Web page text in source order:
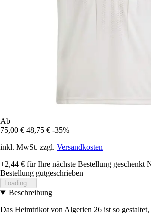
Ab
75,00 € 48,75 € -35%
inkl. MwSt. zzgl. Versandkosten
+2,44 € für Ihre nächste Bestellung geschenkt
Bestellung gutgeschrieben
Loading...
Beschreibung
Das Heimtrikot von Algerien 26 ist so